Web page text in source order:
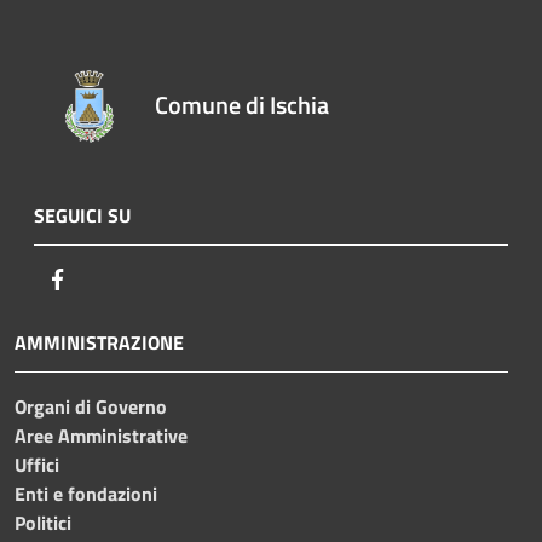
Comune di Ischia
SEGUICI SU
AMMINISTRAZIONE
Organi di Governo
Aree Amministrative
Uffici
Enti e fondazioni
Politici